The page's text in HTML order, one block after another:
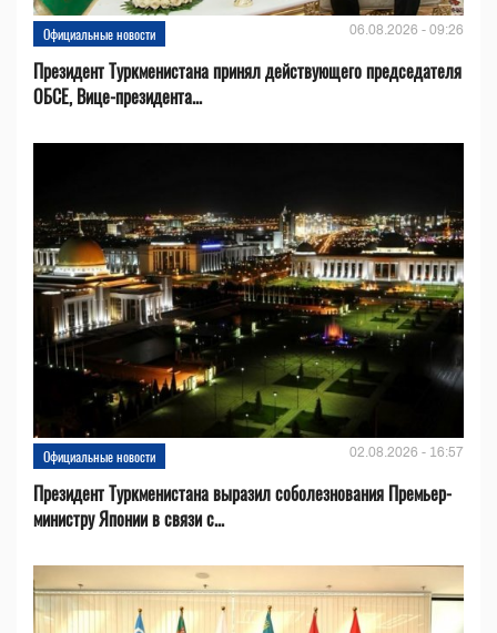
Официальные новости 06.08.2026 - 09:26
Президент Туркменистана принял действующего председателя
ОБСЕ, Вице-президента...
Официальные новости 02.08.2026 - 16:57
Президент Туркменистана выразил соболезнования Премьер-
министру Японии в связи с...